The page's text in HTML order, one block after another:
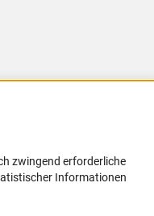
zwingend erforderliche
Informationen